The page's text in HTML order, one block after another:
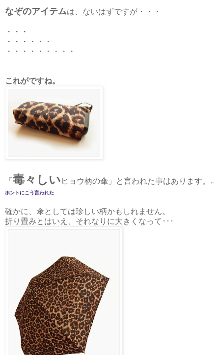
なぞのアイテムは、ないはずですが・・・
・・・
・・・・・・
・・・・・・・・・
これがですね。
「 毒々しい ヒョウ柄の傘」と言われた事はあります。
←
ホントにこう言われた
確かに、傘としては珍しい柄かもしれません。
折り畳みとはいえ、それなりに大きくなって･･･